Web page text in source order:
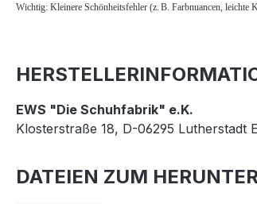
Wichtig: Kleinere Schönheitsfehler (z. B. Farbnuancen, leichte
EWS "Die Schuhfabrik" e.K.
Klosterstraße 18, D-06295 Lutherstadt
DATEIEN ZUM